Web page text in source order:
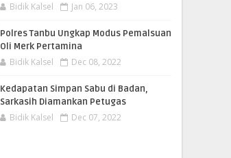
Bidik Kalsel Jan 06, 2023
Polres Tanbu Ungkap Modus Pemalsuan
Oli Merk Pertamina
Bidik Kalsel Dec 08, 2022
Kedapatan Simpan Sabu di Badan,
Sarkasih Diamankan Petugas
Bidik Kalsel Dec 07, 2022